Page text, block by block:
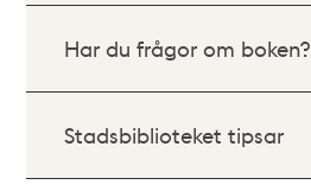
Har du frågor om boken?
Stadsbiblioteket tipsar